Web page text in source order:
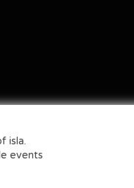
isla.
events